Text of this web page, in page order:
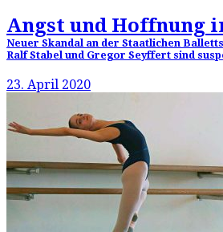
Angst und Hoffnung
Neuer Skandal an der Staatlichen
Ralf Stabel und Gregor Seyffert sind
23. April 2020